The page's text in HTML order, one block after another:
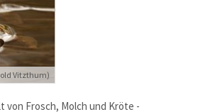
Vitzthum)
von Frosch, Molch und Kröte -